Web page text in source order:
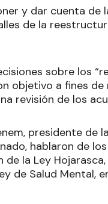
y dar cuenta de
de la
sobre los
objetivo a fines de
revisión de los
presidente de
hablaron de
la Ley
de Salud